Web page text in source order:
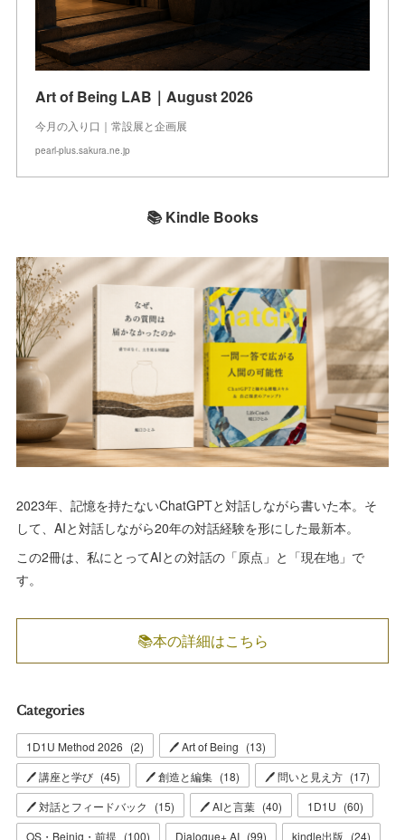
Art of Being LAB｜August 2026
今月の入り口｜常設展と企画展
pearl-plus.sakura.ne.jp
📚 Kindle Books
2023年、記憶を持たないChatGPTと対話しながら書いた本。そ
して、AIと対話しながら20年の対話経験を形にした最新本。
この2冊は、私にとってAIとの対話の「原点」と「現在地」で
す。
📚本の詳細はこちら
Categories
1D1U Method 2026 (2) 🖊 Art of Being (13)
🖊 講座と学び (45) 🖊 創造と編集 (18) 🖊 問いと見え方 (17)
🖊 対話とフィードバック
(15) 🖊 AIと言葉 (40) 1D1U (60)
OS・Beinig・前提 (100) Dialogue+ AI (99) kindle出版 (24)